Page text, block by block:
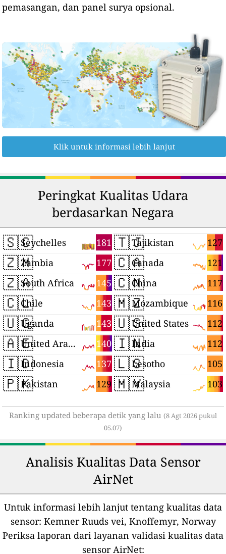
pemasangan, dan panel surya opsional.
Klik untuk informasi lebih lanjut
Peringkat Kualitas Udara
berdasarkan Negara
🇸🇨 181
Seychelles
🇿🇲 177
Zambia
🇿🇦 145
South Africa
🇨🇱 143
Chile
🇺🇬 143
Uganda
🇦🇪 140
United Arab Emirates
🇮🇩 137
Indonesia
🇵🇰 129
Pakistan
🇹🇯 127
Tajikistan
🇨🇦 121
Canada
🇨🇳 117
China
🇲🇿 116
Mozambique
🇺🇸 112
United States
🇮🇳 112
India
🇱🇸 105
Lesotho
🇲🇾 103
Malaysia
Ranking updated beberapa detik yang lalu (8 Agt 2026 pukul
05.07)
Analisis Kualitas Data Sensor
AirNet
Untuk informasi lebih lanjut tentang kualitas data
sensor: Kemner Ruuds vei, Knoffemyr, Norway
Periksa laporan dari layanan validasi kualitas data
sensor AirNet: